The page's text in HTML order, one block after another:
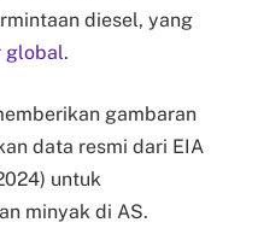
diesel, yang
global.
gambaran
data resmi dari EIA
untuk
minyak di AS.